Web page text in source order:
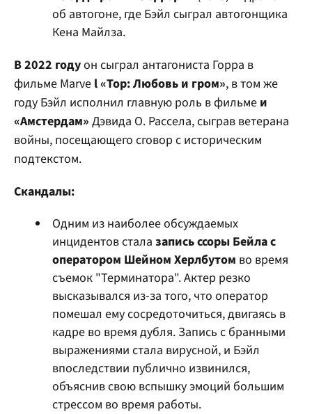
об автогоне, где Бэйл сыграл автогонщика
Кена Майлза.
В 2022 годуон сыграл антагониста Горра в
фильме Marve l «Тор: Любовь и гром», в том же
году Бэйл исполнил главную роль в фильме и
«Амстердам» Дэвида О. Рассела, сыграв ветерана
войны, посещающего сговор с историческим
подтекстом.
Скандалы:
Одним из наиболее обсуждаемых
инцидентов стала запись ссоры Бейла с
оператором Шейном Херлбутом во время
съемок "Терминатора". Актер резко
высказывался из-за того, что оператор
помешал ему сосредоточиться, двигаясь в
кадре во время дубля. Запись с бранными
выражениями стала вирусной, и Бэйл
впоследствии публично извинился,
объяснив свою вспышку эмоций большим
стрессом во время работы.